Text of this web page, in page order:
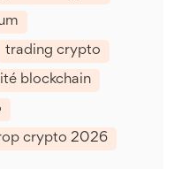
trading crypto
blockchain
crypto 2026